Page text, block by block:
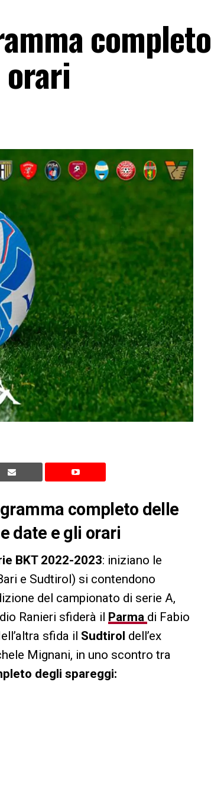
completo
completo delle
date e gli orari
BKT 2022-2023: iniziano le
e Sudtirol) si contendono
del campionato di serie A,
Ranieri sfiderà il Parma di Fabio
sfida il Sudtirol dell’ex
Mignani, in uno scontro tra
degli spareggi: